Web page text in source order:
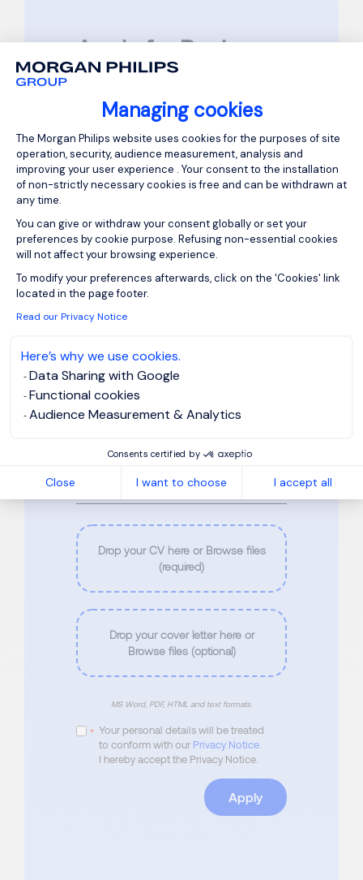
Managing cookies
Consent Management Platform:
The Morgan Philips website uses cookies for the purposes of site
operation, security, audience measurement, analysis and
improving your user experience . Your consent to the installation
of non-strictly necessary cookies is free and can be withdrawn at
any time.
You can give or withdraw your consent globally or set your
preferences by cookie purpose. Refusing non-essential cookies
will not affect your browsing experience.
To modify your preferences afterwards, click on the 'Cookies' link
located in the page footer.
Read our Privacy Notice
Here’s why we use cookies.
Data Sharing with Google
Functional cookies
Audience Measurement & Analytics
Consents certified by
Close I want to choose I accept all
Apply for Business
Developer F/H -
Hôtellerie Haut de
Gamme
Reference: FR876336
Please complete all required fields
marked*
First Name*
Phone*
Drop your CV here or Browse files
(required)
Drop your cover letter here or
Browse files (optional)
MS Word, PDF, HTML and text formats.
* Your personal details will be treated
to conform with our Privacy Notice.
I hereby accept the Privacy Notice.
Apply